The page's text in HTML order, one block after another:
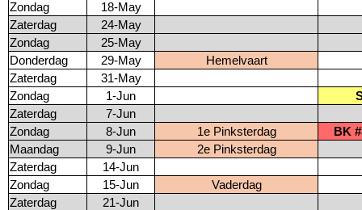
Zondag
18-May
Zaterdag
24-May
Zondag
25-May
Donderdag
29-May
Hemelvaart
Zaterdag
31-May
Zondag
1-Jun
Zaterdag
7-Jun
Zondag
8-Jun 1e Pinksterdag
BK
Maandag
9-Jun
2e Pinksterdag
Zaterdag
14-Jun
Zondag
15-Jun
Vaderdag
Zaterdag
21-Jun